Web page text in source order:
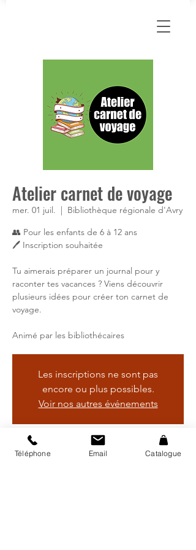
Atelier carnet de voyage
mer. 01 juil.
  |
Bibliothèque régionale d'Avry
👥 Pour les enfants de 6 à 12 ans
🖊 Inscription souhaitée
Tu aimerais préparer un journal pour y
raconter tes vacances ? Viens découvrir
plusieurs idées pour créer ton carnet de
voyage.
Animé par les bibliothécaires
Les inscriptions ne sont pas
encore ou plus possibles.
Voir nos autres événements
Heure et lieu
Téléphone Email Catalogue